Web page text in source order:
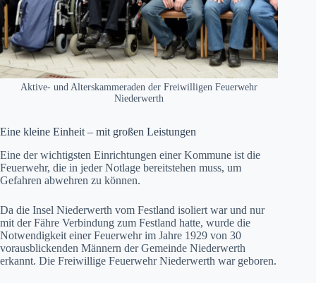
Aktive- und Alterskammeraden der Freiwilligen Feuerwehr
Niederwerth
Eine kleine Einheit – mit großen Leistungen
Eine der wichtigsten Einrichtungen einer Kommune ist die
Feuerwehr, die in jeder Notlage bereitstehen muss, um
Gefahren abwehren zu können.
Da die Insel Niederwerth vom Festland isoliert war und nur
mit der Fähre Verbindung zum Festland hatte, wurde die
Notwendigkeit einer Feuerwehr im Jahre 1929 von 30
vorausblickenden Männern der Gemeinde Niederwerth
erkannt. Die Freiwillige Feuerwehr Niederwerth war geboren.